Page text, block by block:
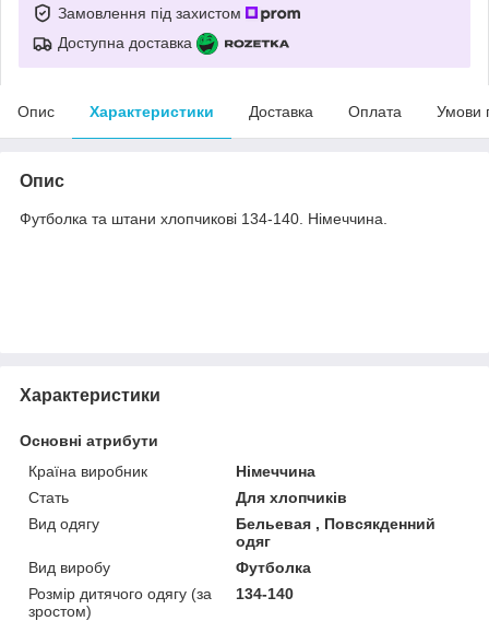
Замовлення під захистом
Доступна доставка
Опис Характеристики Доставка Оплата Умови
Опис
Футболка та штани хлопчикові 134-140. Німеччина.
Характеристики
Основні атрибути
Країна виробник
Німеччина
Стать
Для хлопчиків
Вид одягу
Бельевая , Повсякденний
одяг
Вид виробу
Футболка
Розмір дитячого одягу (за
зростом)
134-140